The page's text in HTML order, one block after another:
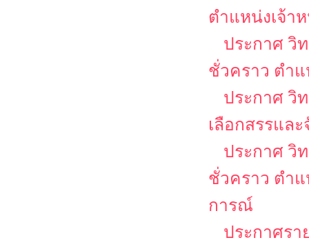
ตำแหน่งเจ้า
ประกาศ วิ
ชั่วคราว ตำ
ประกาศ วิ
เลือกสรรแล
ประกาศ วิ
ชั่วคราว ตำ
การณ์
ประกาศรา